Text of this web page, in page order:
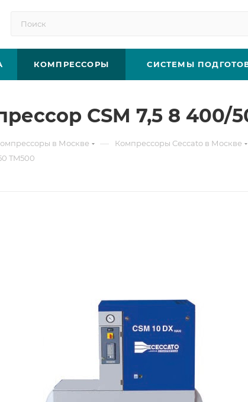
КОМПРЕССОРЫ СИСТЕМЫ
CSM 7,5 8 400/
в Москве — Компрессоры Ceccato в Москве
TM500